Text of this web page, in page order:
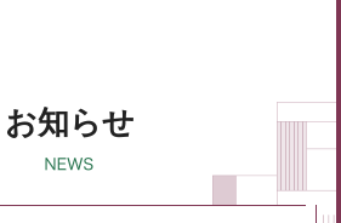
お知らせ